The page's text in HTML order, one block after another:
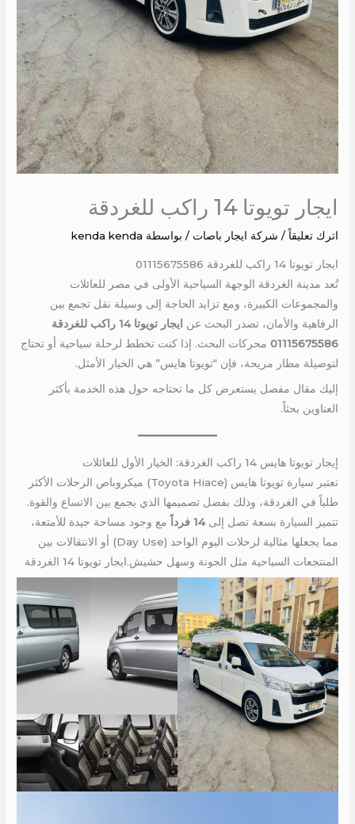
ايجار تويوتا 14 راكب للغردقة
اترك تعليقاً / شركة ايجار باصات / بواسطة kenda kenda
ايجار تويوتا 14 راكب للغردقة 01115675586
تُعد مدينة الغردقة الوجهة السياحية الأولى في مصر للعائلات
والمجموعات الكبيرة، ومع تزايد الحاجة إلى وسيلة نقل تجمع بين
الرفاهية والأمان، تصدر البحث عن
ايجار تويوتا 14 راكب للغردقة
01115675586 محركات البحث. إذا كنت تخطط لرحلة سياحية أو تحتاج
لتوصيلة مطار مريحة، فإن “تويوتا هايس” هي الخيار الأمثل.
إليك مقال مفصل يستعرض كل ما تحتاجه حول هذه الخدمة بأكثر
العناوين بحثاً.
إيجار تويوتا هايس 14 راكب الغردقة: الخيار الأول للعائلات
تعتبر سيارة تويوتا هايس (Toyota Hiace) ميكروباص الرحلات الأكثر
طلباً في الغردقة، وذلك بفضل تصميمها الذي يجمع بين الاتساع والقوة.
تتميز السيارة بسعة تصل إلى14 فرداً
مع وجود مساحة جيدة للأمتعة،
مما يجعلها مثالية لرحلات اليوم الواحد (Day Use) أو الانتقالات بين
المنتجعات السياحية مثل الجونة وسهل حشيش.ايجار تويوتا 14 الغردقة